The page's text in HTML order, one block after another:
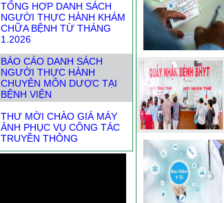
TỔNG HỢP DANH SÁCH
NGƯỜI THỰC HÀNH KHÁM
CHỮA BỆNH TỪ THÁNG
1.2026
BÁO CÁO DANH SÁCH
NGƯỜI THỰC HÀNH
CHUYÊN MÔN DƯỢC TẠI
BỆNH VIỆN
THƯ MỜI CHÀO GIÁ MÁY
ẢNH PHỤC VỤ CÔNG TÁC
TRUYỀN THÔNG